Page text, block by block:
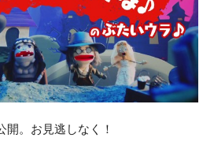
開。お見逃しなく！